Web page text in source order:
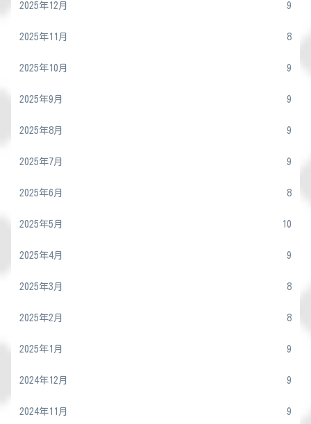
2025年12月 9
2025年11月 8
2025年10月 9
2025年9月 9
2025年8月 9
2025年7月 9
2025年6月 8
2025年5月 10
2025年4月 9
2025年3月 8
2025年2月 8
2025年1月 9
2024年12月 9
2024年11月 9